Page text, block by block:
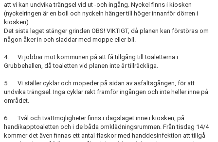
att vi kan undvika trängsel vid ut -och ingång. Nyckel finns i kiosken
(nyckelringen är en boll och nyckeln hänger till höger innanför dörren i
kiosken)
Det sista laget stänger grinden OBS! VIKTIGT, då planen kan förstöras om
någon åker in och sladdar med moppe eller bil.
4. Vi jobbar mot kommunen på att få tillgång till toaletterna i
Grubbehallen, då toaletten vid planen inte är tillräckliga.
5. Vi ställer cyklar och mopeder på sidan av asfaltsgången, för att
undvika trängsel. Inga cyklar rakt framför ingången och inte heller inne på
området.
6. Tvål och tvättmöjligheter finns i dagsläget inne i kiosken, på
handikapptoaletten och i de båda omklädningsrummen. Från tisdag 14/4
kommer det även finnas ett antal flaskor med handdesinfektion att tillgå